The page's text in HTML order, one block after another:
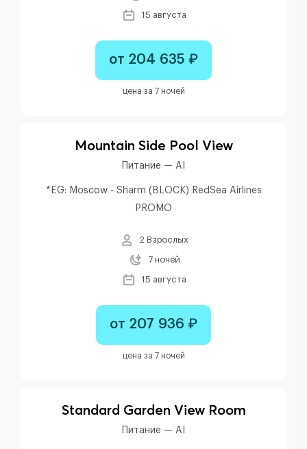
15 августа
от 204 635 ₽
цена за 7 ночей
Mountain Side Pool View
Питание — AI
*EG: Moscow - Sharm (BLOCK) RedSea Airlines
PROMO
2 Взрослых
7 ночей
15 августа
от 207 936 ₽
цена за 7 ночей
Standard Garden View Room
Питание — AI